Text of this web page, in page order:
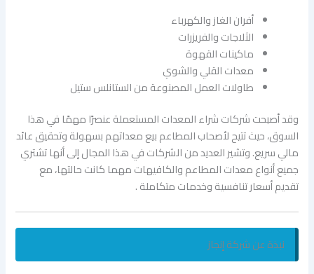
أفران الغاز والكهرباء
الثلاجات والفريزرات
ماكينات القهوة
معدات القلي والشوي
طاولات العمل المصنوعة من الستانلس ستيل
وقد أصبحت شركات شراء المعدات المستعملة عنصرًا مهمًا في هذا
السوق، حيث تتيح لأصحاب المطاعم بيع معداتهم بسهولة وتحقيق عائد
مالي سريع. وتشير العديد من الشركات في هذا المجال إلى أنها تشتري
جميع أنواع معدات المطاعم والكافيهات مهما كانت حالتها، مع
تقديم أسعار تنافسية وخدمات متكاملة .
نبذة عن شركة إنجاز